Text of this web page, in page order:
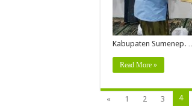
Kabupaten Sumenep. …
Read More »
« 1 2 3 4